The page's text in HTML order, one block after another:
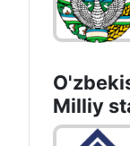
Milliy